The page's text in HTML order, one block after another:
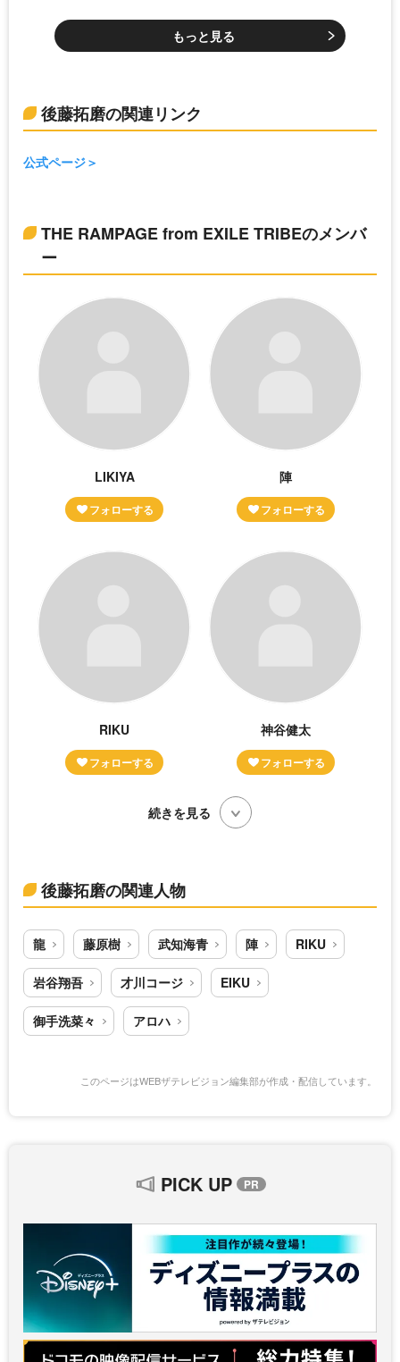
もっと見る
後藤拓磨の関連リンク
公式ページ
THE RAMPAGE from EXILE TRIBEのメンバ
ー
LIKIYA 陣
RIKU 神谷健太
続きを見る
後藤拓磨の関連人物
龍 藤原樹 武知海青 陣 RIKU
岩谷翔吾 才川コージ EIKU
御手洗菜々 アロハ
このページはWEBザテレビジョン編集部が作成・配信しています。
PICK UP